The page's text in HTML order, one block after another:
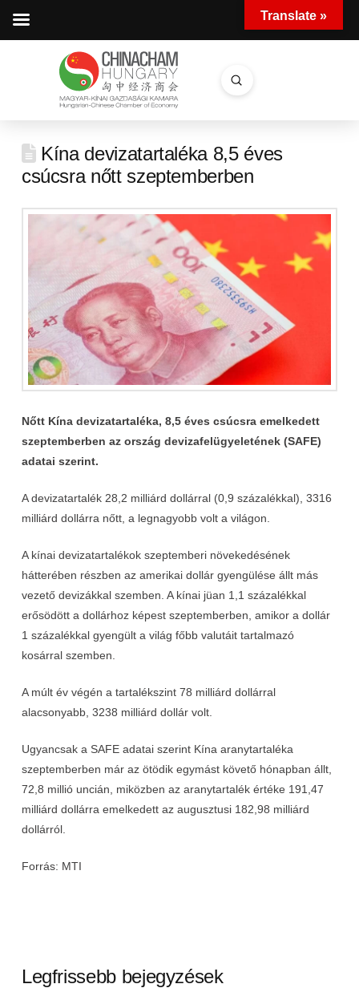
Search
Submit
Kína devizatartaléka 8,5 éves
csúcsra nőtt szeptemberben
Nőtt Kína devizatartaléka, 8,5 éves csúcsra emelkedett
szeptemberben az ország devizafelügyeletének (SAFE)
adatai szerint.
A devizatartalék 28,2 milliárd dollárral (0,9 százalékkal), 3316
milliárd dollárra nőtt, a legnagyobb volt a világon.
A kínai devizatartalékok szeptemberi növekedésének
hátterében részben az amerikai dollár gyengülése állt más
vezető devizákkal szemben. A kínai jüan 1,1 százalékkal
erősödött a dollárhoz képest szeptemberben, amikor a dollár
1 százalékkal gyengült a világ főbb valutáit tartalmazó
kosárral szemben.
A múlt év végén a tartalékszint 78 milliárd dollárral
alacsonyabb, 3238 milliárd dollár volt.
Ugyancsak a SAFE adatai szerint Kína aranytartaléka
szeptemberben már az ötödik egymást követő hónapban állt,
72,8 millió uncián, miközben az aranytartalék értéke 191,47
milliárd dollárra emelkedett az augusztusi 182,98 milliárd
dollárról.
Forrás: MTI
Legfrissebb bejegyzések
Translate »